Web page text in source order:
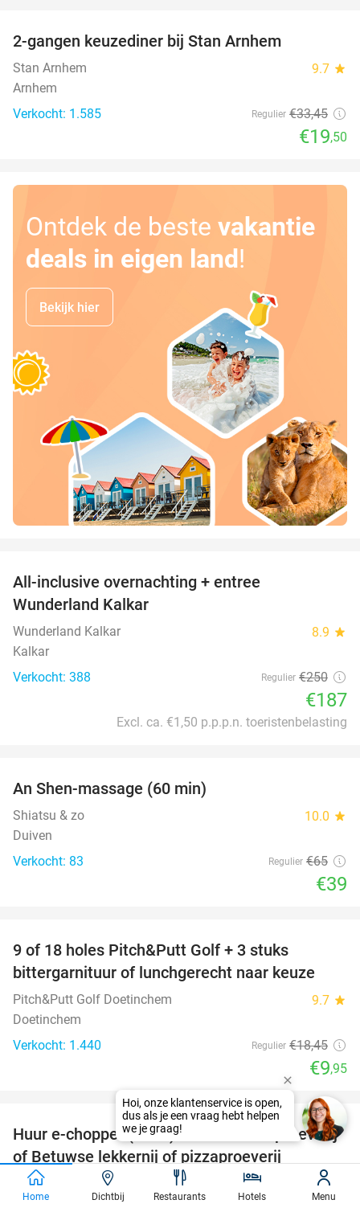
2-gangen keuzediner bij Stan Arnhem
Stan Arnhem 9.7 star
Arnhem
Verkocht: 1.585
Regulier €33,45
€19,50
Ontdek de beste vakantie
deals in eigen land!
Bekijk hier
All-inclusive overnachting + entree
Wunderland Kalkar
Wunderland Kalkar 8.9 star
Kalkar
Verkocht: 388
Regulier €250
€187
Excl. ca. €1,50 p.p.p.n. toeristenbelasting
An Shen-massage (60 min)
Shiatsu & zo 10.0 star
Duiven
Verkocht: 83
Regulier €65
€39
9 of 18 holes Pitch&Putt Golf + 3 stuks
bittergarnituur of lunchgerecht naar keuze
Pitch&Putt Golf Doetinchem 9.7 star
Doetinchem
Verkocht: 1.440
Regulier €18,45
€9,95
44%
favorite_border
Huur e-chopper (4 uur) + evt. + lunchproeverij
of Betuwse lekkernij of pizzaproeverij
Betuwe Uitje 9.6
Opheusden
Home Dichtbij Restaurants Hotels Menu